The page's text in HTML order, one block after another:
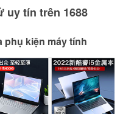
uy tín trên 1688
phụ kiện máy tính